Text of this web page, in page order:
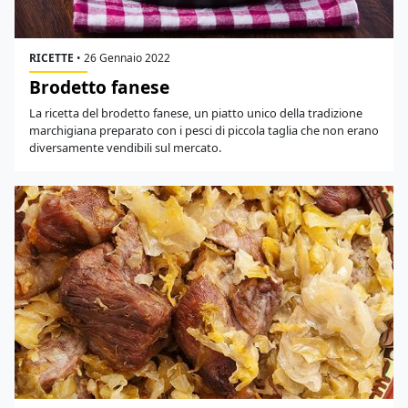
RICETTE • 26 Gennaio 2022
Brodetto fanese
La ricetta del brodetto fanese, un piatto unico della tradizione
marchigiana preparato con i pesci di piccola taglia che non erano
diversamente vendibili sul mercato.